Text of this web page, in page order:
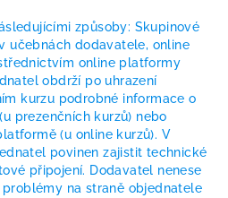
způsoby: Skupinové
učebnách dodavatele, online
online platformy
obdrží po uhrazení
kurzu podrobné informace o
prezenčních kurzů) nebo
(u online kurzů). V
povinen zajistit technické
připojení. Dodavatel nenese
na straně objednatele